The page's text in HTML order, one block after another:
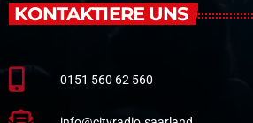
KONTAKTIERE UNS
0151 560 62 560